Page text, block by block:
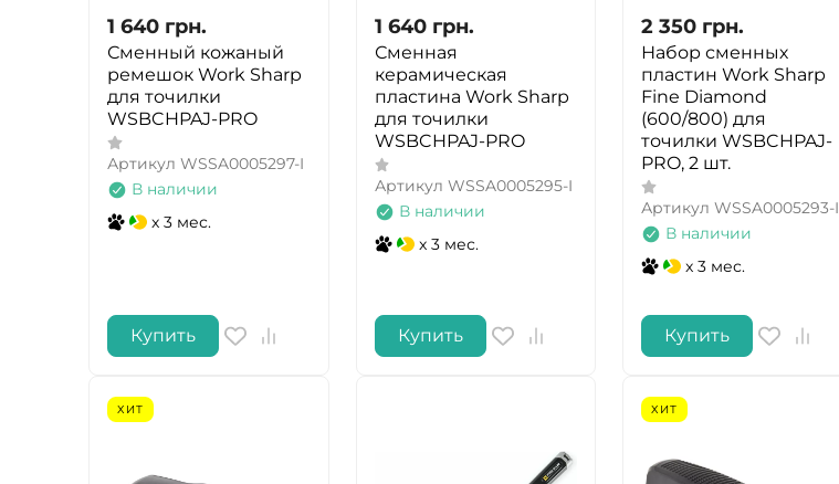
1 640 грн.
Сменный кожаный
ремешок Work Sharp
для точилки
WSBCHPAJ-PRO
Артикул WSSA0005297-I
В наличии
x 3 мес.
Купить
1 640 грн.
Сменная
керамическая
пластина Work Sharp
для точилки
WSBCHPAJ-PRO
Артикул WSSA0005295-I
В наличии
x 3 мес.
Купить
2 350 грн.
Набор сменных
пластин Work Sharp
Fine Diamond
(600/800) для
точилки WSBCHPAJ-
PRO, 2 шт.
Артикул WSSA0005293-I
В наличии
x 3 мес.
Купить
ХИТ ХИТ